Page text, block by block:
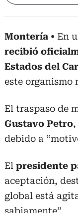
Montería En
recibió
Estados del
este organismo
El traspaso de
Gustavo Petro
debido a
El presidente
aceptación,
global está
sabiamente”.